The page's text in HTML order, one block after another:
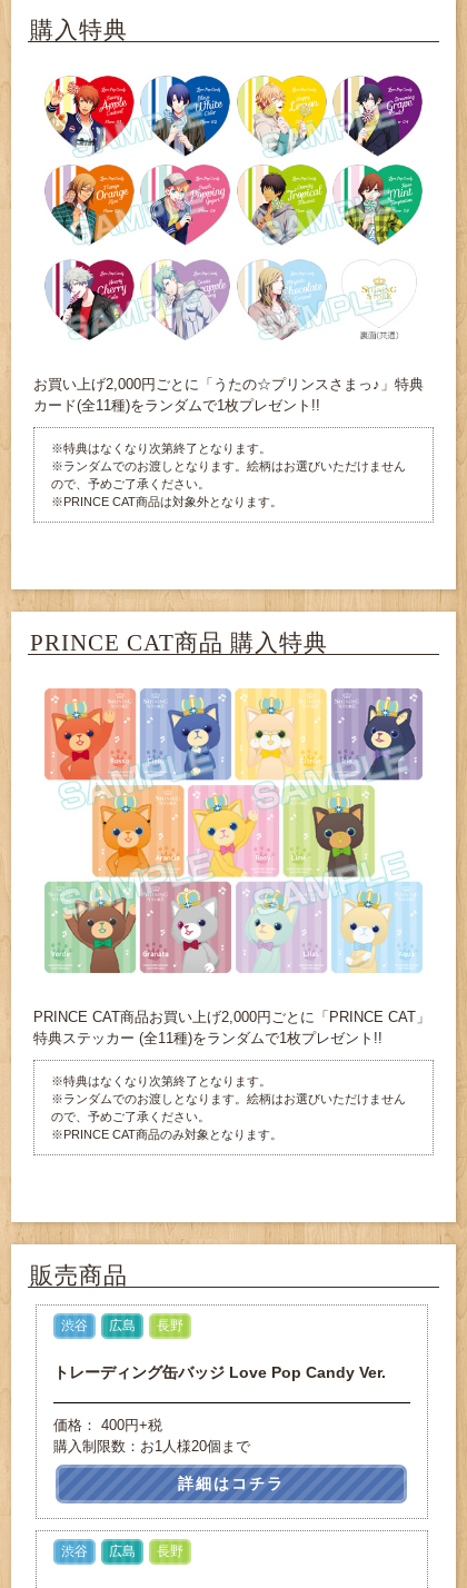
購入特典
お買い上げ2,000円ごとに「うたの☆プリンスさまっ♪」特典
カード(全11種)をランダムで1枚プレゼント!!
※特典はなくなり次第終了となります。
※ランダムでのお渡しとなります。絵柄はお選びいただけません
ので、予めご了承ください。
※PRINCE CAT商品は対象外となります。
PRINCE CAT商品 購入特典
PRINCE CAT商品お買い上げ2,000円ごとに「PRINCE CAT」
特典ステッカー (全11種)をランダムで1枚プレゼント!!
※特典はなくなり次第終了となります。
※ランダムでのお渡しとなります。絵柄はお選びいただけません
ので、予めご了承ください。
※PRINCE CAT商品のみ対象となります。
販売商品
渋谷 広島 長野
トレーディング缶バッジ Love Pop Candy Ver.
価格： 400円+税
購入制限数：お1人様20個まで
詳細はコチラ
渋谷 広島 長野